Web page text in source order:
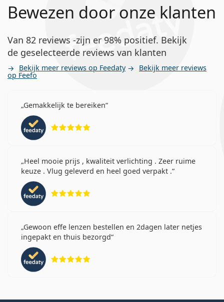
Bewezen door onze klanten
Van 82 reviews -zijn er 98% positief. Bekijk
de geselecteerde reviews van klanten
Bekijk meer reviews op Feedaty Bekijk meer reviews
op Feefo
Gemakkelijk te bereiken
Heel mooie prijs , kwaliteit verlichting . Zeer ruime
keuze . Vlug geleverd en heel goed verpakt .
Gewoon effe lenzen bestellen en 2dagen later netjes
ingepakt en thuis bezorgd